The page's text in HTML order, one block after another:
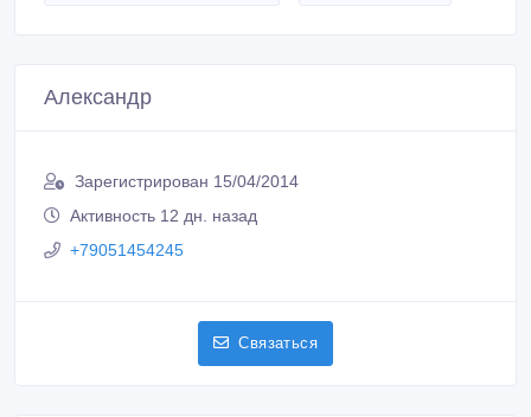
Александр
Зарегистрирован 15/04/2014
Активность 12 дн. назад
+79051454245
Связаться